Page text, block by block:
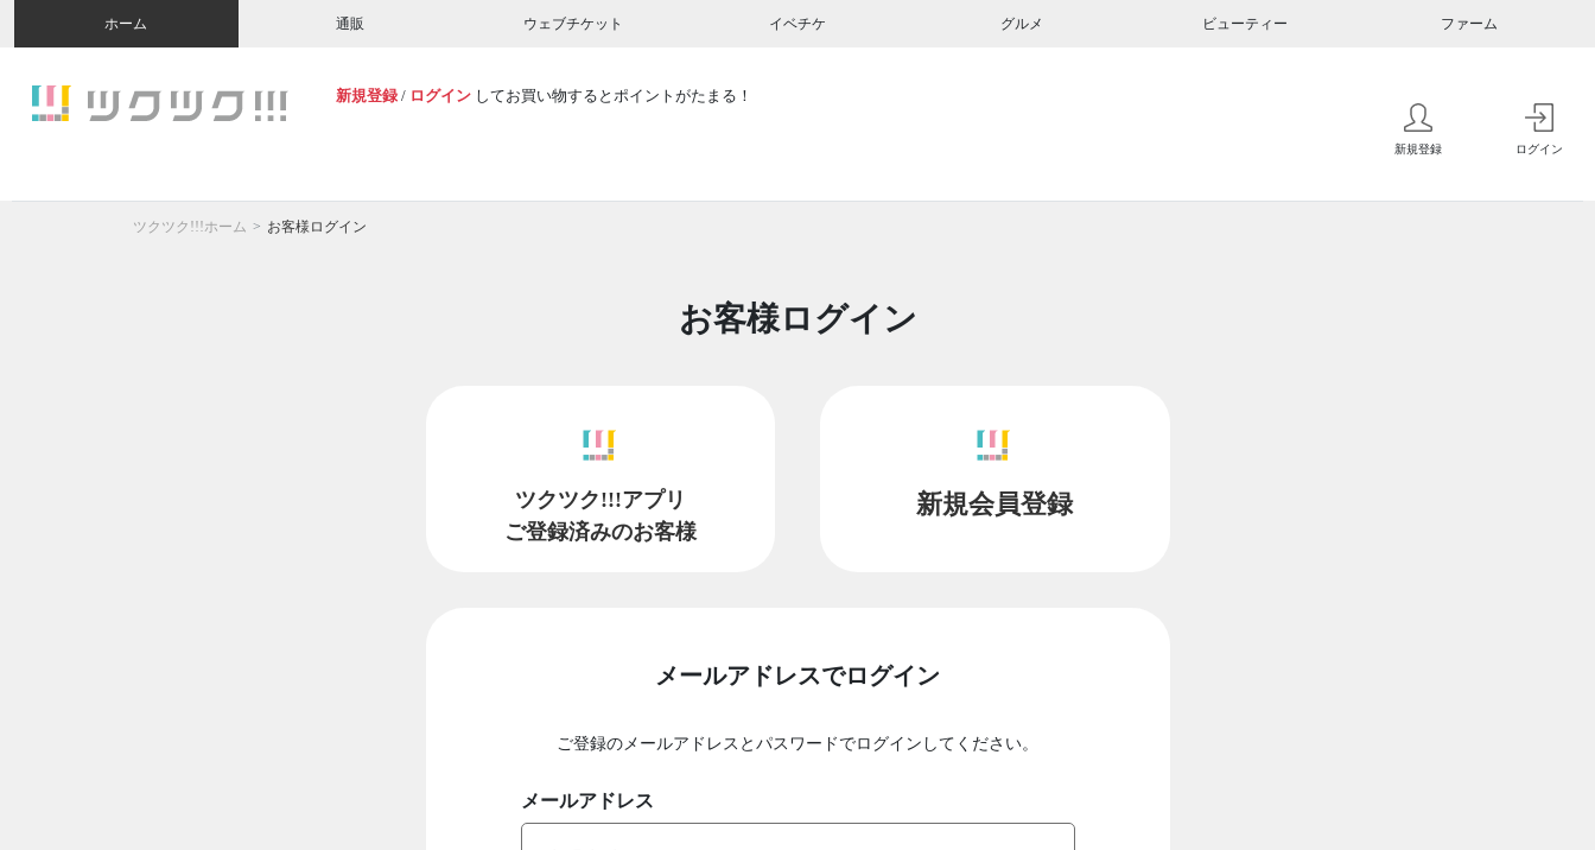
ホーム 通販 ウェブチケット イベチケ グルメ ビューティー ファーム
新規登録 / ログイン してお買い物するとポイントがたまる！
新規登録 ログイン
ツクツク!!!ホーム お客様ログイン
お客様ログイン
ツクツク!!!アプリ
ご登録済みのお客様
新規会員登録
メールアドレスでログイン
ご登録のメールアドレスとパスワードでログインしてください。
メールアドレス